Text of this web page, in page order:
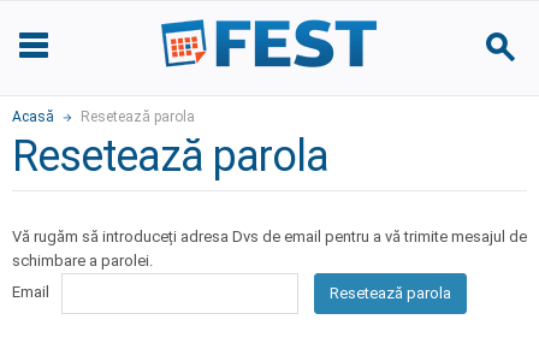
Acasă Resetează parola
Resetează parola
Vă rugăm să introduceți adresa Dvs de email pentru a vă trimite mesajul de
schimbare a parolei.
Email
Resetează parola